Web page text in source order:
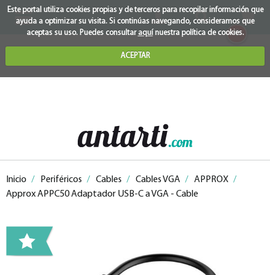
Este portal utiliza cookies propias y de terceros para recopilar información que
ayuda a optimizar su visita. Si continúas navegando, consideramos que
aceptas su uso. Puedes consultar aquínuestra política de cookies.
ACEPTAR
0
Inicio / Periféricos / Cables / Cables VGA / APPROX /
Approx APPC50 Adaptador USB-C a VGA - Cable